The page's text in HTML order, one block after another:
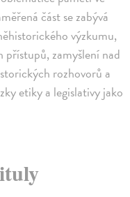
část se zabývá
výzkumu,
zamyšlení nad
rozhovorů a
etiky a legislativy jako